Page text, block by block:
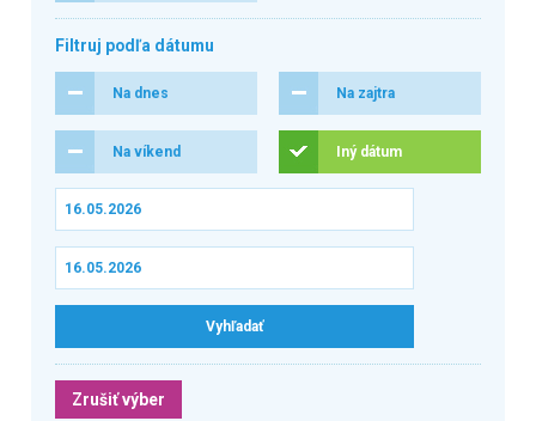
Filtruj podľa dátumu
Na dnes Na zajtra
Na víkend Iný dátum
Zrušiť výber